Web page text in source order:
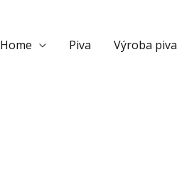
Home Piva Výroba piva